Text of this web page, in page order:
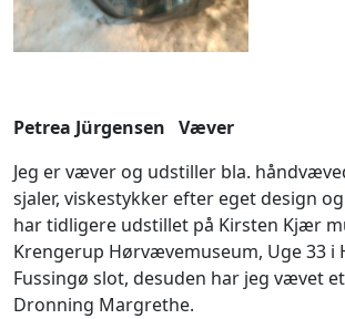
Petrea Jürgensen Væver
Jeg er væver og udstiller bla.
sjaler, viskestykker efter eget design og
har tidligere udstillet på Kirsten Kjær
Krengerup Hørvævemuseum, Uge 33 i
Fussingø slot, desuden har jeg vævet
Dronning Margrethe.